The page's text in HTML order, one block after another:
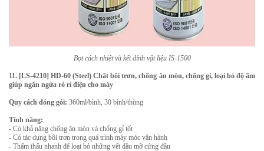
Bọt cách nhiệt và kết dính vật liệu IS-1500
11. [LS-4210] HD-60 (Steel) Chất bôi trơn, chống ăn mòn, chống gỉ, loại bỏ độ ẩm
giúp ngăn ngừa rỏ rỉ điện cho máy
Quy cách đóng gói: 360ml/bình, 30 bình/thùng
Tính năng:
- Có khả năng chống ăn mòn và chống gỉ tốt
- Có tác dụng bôi trơn trong quá trình máy móc vận hành
- Thấm thấu nhanh để loại bỏ những vết dầu mỡ cứng đầu